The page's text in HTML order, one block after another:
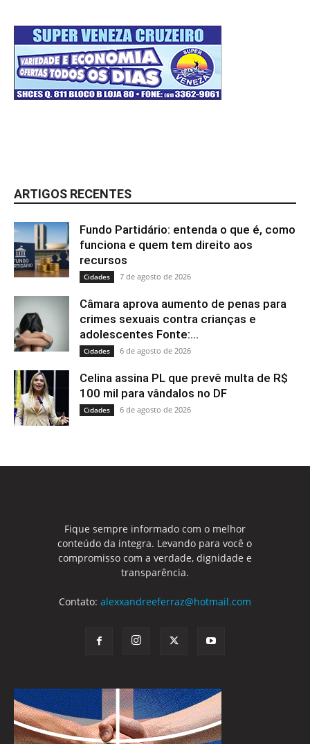
ARTIGOS RECENTES
Fundo Partidário: entenda o que é, como
funciona e quem tem direito aos
recursos
Cidades 7 de agosto de 2026
Câmara aprova aumento de penas para
crimes sexuais contra crianças e
adolescentes Fonte:...
Cidades 6 de agosto de 2026
Celina assina PL que prevê multa de R$
100 mil para vândalos no DF
Cidades 6 de agosto de 2026
Fique sempre informado com o melhor
conteúdo da integra. Levando para você o
compromisso com a verdade, dignidade e
transparência.
Contato: alexxandreeferraz@hotmail.com